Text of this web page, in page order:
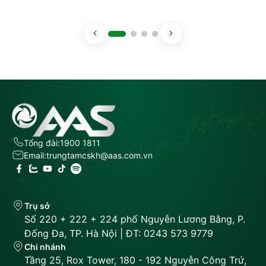
Tổng đài:1900 1811
Email:trungtamcskh@aas.com.vn
Trụ sở
Số 220 + 222 + 224 phố Nguyễn Lương Bằng, P.
Đống Đa, TP. Hà Nội | ĐT: 0243 573 9779
Chi nhánh
Tầng 25, Rox Tower, 180 - 192 Nguyễn Công Trứ,